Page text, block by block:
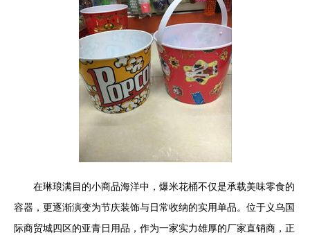
在琳琅满目的小商品海洋中，爆米花桶不仅是承载美味零食的
容器，更逐渐演变为节庆装饰与日常收纳的实用单品。位于义乌国
际商贸城四区的亚青日用品，作为一家实力雄厚的厂家直销商，正